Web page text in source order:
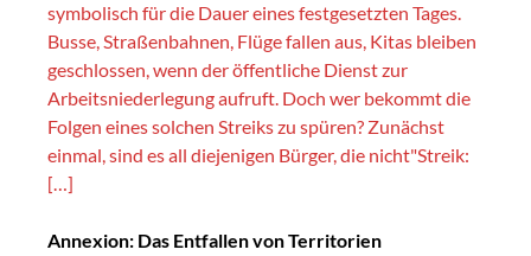
symbolisch für die Dauer eines festgesetzten Tages.
Busse, Straßenbahnen, Flüge fallen aus, Kitas bleiben
geschlossen, wenn der öffentliche Dienst zur
Arbeitsniederlegung aufruft. Doch wer bekommt die
Folgen eines solchen Streiks zu spüren? Zunächst
einmal, sind es all diejenigen Bürger, die nicht"Streik:
[…]
Annexion: Das Entfallen von Territorien